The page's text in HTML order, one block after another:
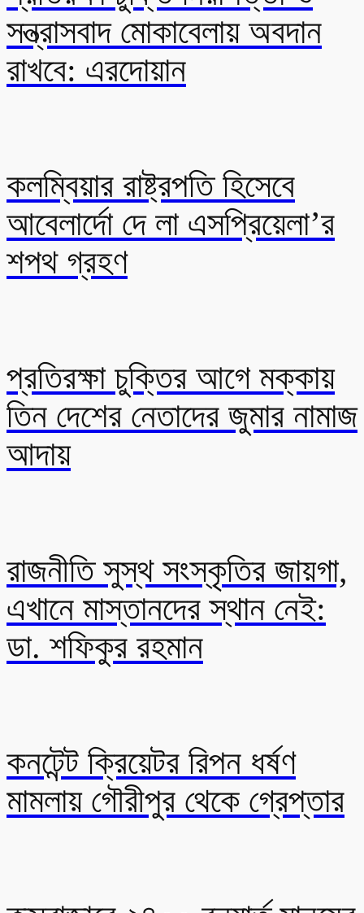
সন্ত্রাসবাদ মোকাবেলায় অবদান
রাখবে: এরদোয়ান
কলম্বিয়ার রাষ্ট্রপতি হিসেবে
আবেলার্দো দে লা এসপ্রিয়েলা’র
শপথ গ্রহণ
প্রতিরক্ষা চুক্তির আগে মক্কায়
তিন দেশের নেতাদের জুমার নামাজ
আদায়
রাজনীতি সুস্থ সংস্কৃতির জায়গা,
এখানে মাস্তানদের স্থান নেই:
ডা. শফিকুর রহমান
কনটেন্ট ক্রিয়েটর রিপন ধর্ষণ
মামলায় গৌরীপুর থেকে গ্রেপ্তার